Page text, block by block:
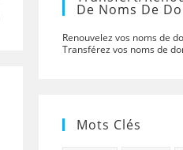
De Noms De
Renouvelez vos noms de
Transférez vos noms de
Mots Clés